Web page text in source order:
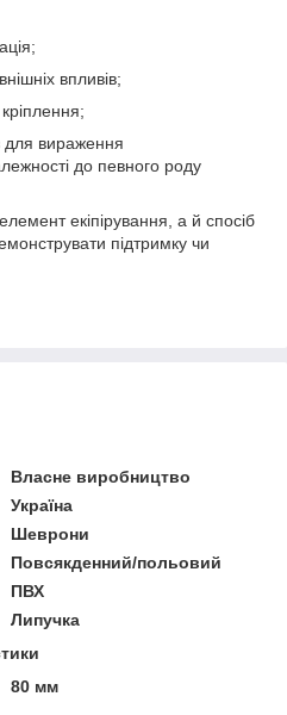
впливів;
для вираження
до певного роду
екіпірування, а й спосіб
підтримку чи
Власне виробництво
Україна
Шеврони
Повсякденний/польовий
ПВХ
Липучка
80 мм